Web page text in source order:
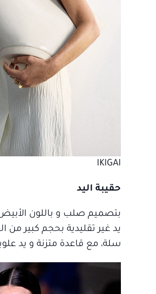
IKIGAI
حقيبة اليد
بتصميم صلب و باللون
يد غير تقليدية بحجم كبير من
سلة، مع قاعدة متزنة و يد